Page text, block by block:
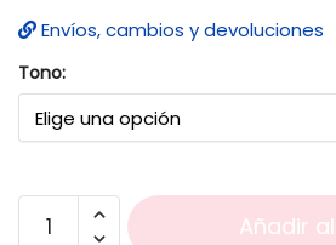
Envíos, cambios y devoluciones
Tono:
Añadir